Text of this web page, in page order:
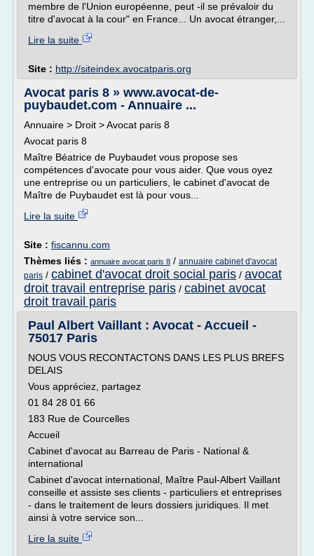
membre de l'Union européenne, peut -il se prévaloir du
titre d'avocat à la cour" en France... Un avocat étranger,...
Lire la suite
Site : http://siteindex.avocatparis.org
Avocat paris 8 » www.avocat-de-
puybaudet.com - Annuaire ...
Annuaire > Droit > Avocat paris 8
Avocat paris 8
Maître Béatrice de Puybaudet vous propose ses
compétences d'avocate pour vous aider. Que vous oyez
une entreprise ou un particuliers, le cabinet d'avocat de
Maître de Puybaudet est là pour vous...
Lire la suite
Site : fiscannu.com
Thèmes liés : annuaire avocat paris 8 / annuaire cabinet d'avocat
paris / cabinet d'avocat droit social paris / avocat
droit travail entreprise paris / cabinet avocat
droit travail paris
Paul Albert Vaillant : Avocat - Accueil -
75017 Paris
NOUS VOUS RECONTACTONS DANS LES PLUS BREFS
DELAIS
Vous appréciez, partagez
01 84 28 01 66
183 Rue de Courcelles
Accueil
Cabinet d'avocat au Barreau de Paris - National &
international
Cabinet d'avocat international, Maître Paul-Albert Vaillant
conseille et assiste ses clients - particuliers et entreprises
- dans le traitement de leurs dossiers juridiques. Il met
ainsi à votre service son...
Lire la suite